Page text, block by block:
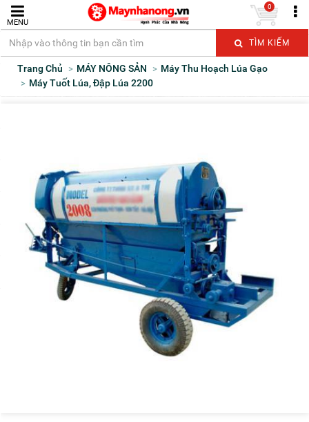
MENU
TÌM KIẾM
0
Trang Chủ MÁY NÔNG SẢN
Máy Thu Hoạch Lúa Gạo
Máy Tuốt Lúa, Đập Lúa 2200